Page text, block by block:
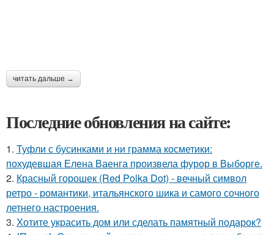
читать дальше →
Последние обновления на сайте:
1. Туфли с бусинками и ни грамма косметики:
похудевшая Елена Ваенга произвела фурор в Выборге.
2. Красный горошек (Red Polka Dot) - вечный символ
ретро - романтики, итальянского шика и самого сочного
летнего настроения.
3. Хотите украсить дом или сделать памятный подарок?